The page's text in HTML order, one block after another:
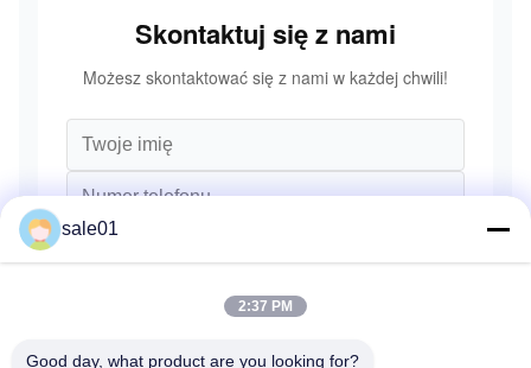
Skontaktuj się z nami
Możesz skontaktować się z nami w każdej chwili!
sale01
2:37 PM
Good day, what product are you looking for?